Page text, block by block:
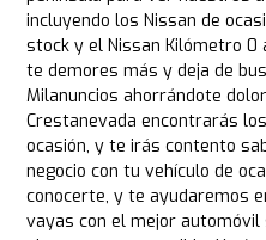
incluyendo los Nissan de
stock y el Nissan Kilómetro 0
te demores más y deja de
Milanuncios ahorrándote
Crestanevada encontrarás
ocasión, y te irás contento
negocio con tu vehículo de
conocerte, y te ayudaremos
vayas con el mejor automóvil